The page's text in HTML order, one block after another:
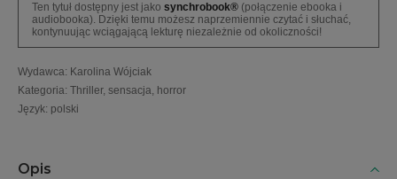
Ten tytuł dostępny jest jako synchrobook® (połączenie ebooka i
audiobooka). Dzięki temu możesz naprzemiennie czytać i słuchać,
kontynuując wciągającą lekturę niezależnie od okoliczności!
Wydawca: Karolina Wójciak
Kategoria: Thriller, sensacja, horror
Język: polski
Opis